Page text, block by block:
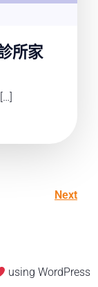
所家
Next
using WordPress